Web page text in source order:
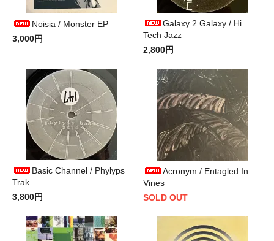
Noisia / Monster EP
3,000円
Galaxy 2 Galaxy / Hi
Tech Jazz
2,800円
Basic Channel / Phylyps
Trak
3,800円
Acronym / Entagled In
Vines
SOLD OUT